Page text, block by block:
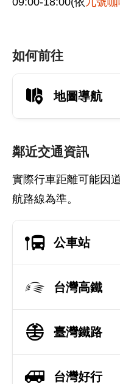
如何前往
地圖導航
鄰近交通資訊
實際行車距離可能因
航路線為準。
公車站
台灣高鐵
臺灣鐵路
台灣好行